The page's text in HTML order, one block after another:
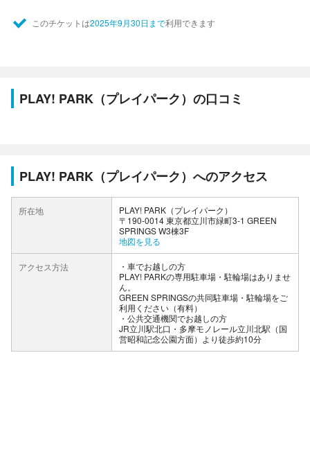
このチケットは2025年9月30日まで利用できます
PLAY! PARK（プレイパーク）の口コミ
PLAY! PARK（プレイパーク）へのアクセス
所在地
PLAY! PARK（プレイパーク）
〒190-0014 東京都立川市緑町3-1 GREEN
SPRINGS W3棟3F
地図を見る
アクセス方法
車でお越しの方
PLAY! PARKの専用駐車場・駐輪場はありませ
ん。
GREEN SPRINGSの共同駐車場・駐輪場をご
利用ください（有料）
公共交通機関でお越しの方
JR立川駅北口・多摩モノレール立川北駅（国
営昭和記念公園方面）より徒歩約10分